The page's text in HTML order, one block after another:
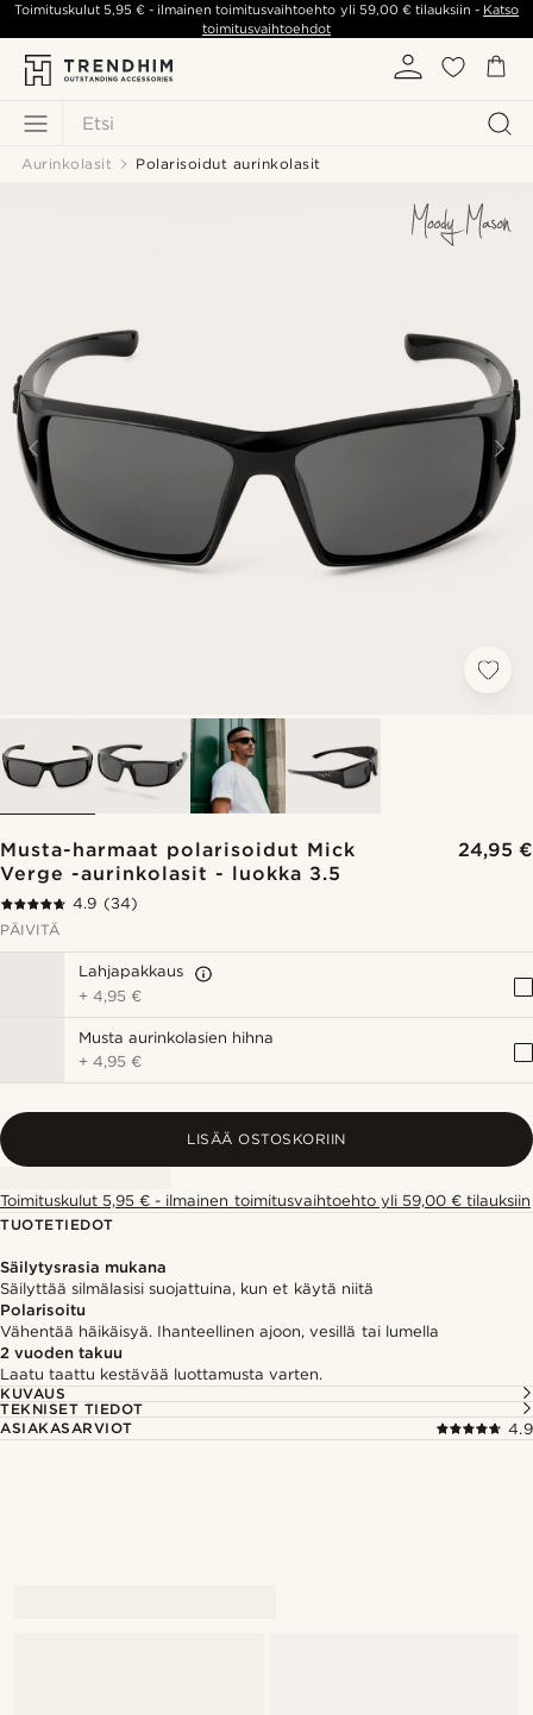
Etsi
Toimituskulut5,95 € - ilmainen toimitusvaihtoehto yli 59,00 €tilauksiin - Katso
toimitusvaihtoehdot
Aurinkolasit Polarisoidut aurinkolasit
Musta-harmaat polarisoidut Mick
Verge -aurinkolasit - luokka 3.5
24,95 €
4.9 (34)
PÄIVITÄ
Lahjapakkaus
+4,95 €
Musta aurinkolasien hihna
+4,95 €
LISÄÄ OSTOSKORIIN
Toimituskulut 5,95 € - ilmainen toimitusvaihtoehto yli 59,00 € tilauksiin
TUOTETIEDOT
Säilytysrasia mukana
Säilyttää silmälasisi suojattuina, kun et käytä niitä
Polarisoitu
Vähentää häikäisyä. Ihanteellinen ajoon, vesillä tai lumella
2 vuoden takuu
Laatu taattu kestävää luottamusta varten.
KUVAUS
TEKNISET TIEDOT
ASIAKASARVIOT
4.9